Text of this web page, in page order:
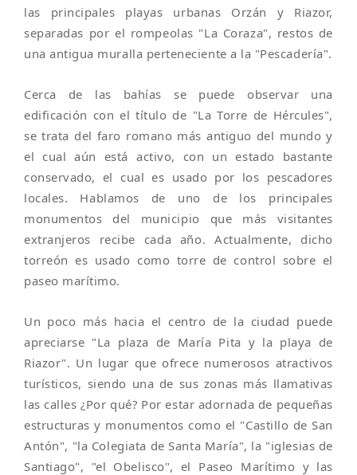
las principales playas urbanas Orzán y Riazor,
separadas por el rompeolas "La Coraza", restos de
una antigua muralla perteneciente a la "Pescadería".
Cerca de las bahías se puede observar una
edificación con el título de "La Torre de Hércules",
se trata del faro romano más antiguo del mundo y
el cual aún está activo, con un estado bastante
conservado, el cual es usado por los pescadores
locales. Hablamos de uno de los principales
monumentos del municipio que más visitantes
extranjeros recibe cada año. Actualmente, dicho
torreón es usado como torre de control sobre el
paseo marítimo.
Un poco más hacia el centro de la ciudad puede
apreciarse "La plaza de María Pita y la playa de
Riazor". Un lugar que ofrece numerosos atractivos
turísticos, siendo una de sus zonas más llamativas
las calles ¿Por qué? Por estar adornada de pequeñas
estructuras y monumentos como el "Castillo de San
Antón", "la Colegiata de Santa María", la "iglesias de
Santiago", "el Obelisco", el Paseo Marítimo y las